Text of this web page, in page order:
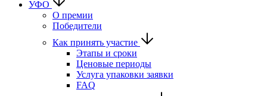
УФО
О премии
Победители
Как принять участие
Этапы и сроки
Ценовые периоды
Услуга упаковки заявки
FAQ